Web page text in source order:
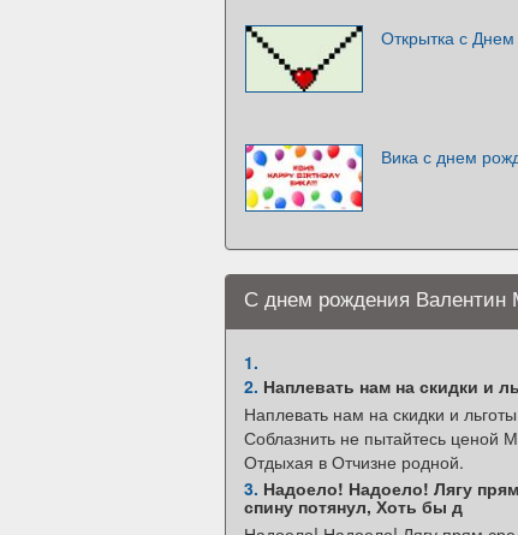
Открытка с
Вика с днем
С днем рождения Валентин
1.
2. Наплевать нам на скидки и
Наплевать нам на скидки и
Соблазнить не пытайтесь ценой
Отдыхая в Отчизне родной.
3. Надоело! Надоело! Лягу
спину потянул, Хоть бы д